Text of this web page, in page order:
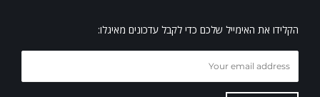
הקלידו את האימייל שלכם כדי לקבל עדכונים מאיגלו: